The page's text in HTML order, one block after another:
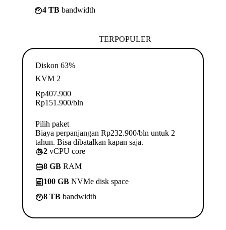
4 TB bandwidth
TERPOPULER
Diskon 63%
KVM 2
Rp407.900
Rp151.900/bln
Pilih paket
Biaya perpanjangan Rp232.900/bln untuk 2
tahun. Bisa dibatalkan kapan saja.
2 vCPU core
8 GB RAM
100 GB NVMe disk space
8 TB bandwidth